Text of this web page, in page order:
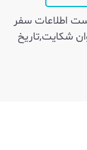
اطلاعات سفر
شکایت,تاریخ